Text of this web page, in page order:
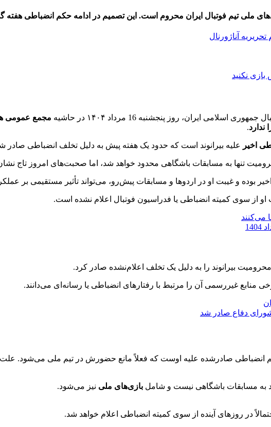
ملی تیم فوتبال ایران محروم است. این تصمیم در ادامه حکم انضباطی
تحریریه آناژورنال
اسلامی ایران، روز پنجشنبه 16 مرداد ۱۴۰۴ در حاشیه مجمع عمومی
ندارد.
اخیر علیه بیرانوند است که حدود یک هفته پیش به دلیل تخلف انضباطی صادر
تنها به مسابقات باشگاهی محدود خواهد شد، اما صحبت‌های امروز تاج
بوده و غیبت او در اردوها و مسابقات پیش‌رو، می‌تواند تأثیر مستقیمی بر
سوی کمیته انضباطی یا فدراسیون فوتبال اعلام نشده است.
می‌کنند
بیرانوند را به دلیل یک تخلف اعلام‌نشده صادر کرد.
منابع غیررسمی آن را مرتبط با رفتارهای انضباطی یا رسانه‌ای می‌دانند.
شورای دفاع صادر شد
انضباطی صادرشده علیه اوست که فعلاً مانع حضورش در تیم ملی می‌شود.
به مسابقات باشگاهی نیست و شامل بازی‌های ملی نیز می‌شود.
در روزهای آینده از سوی کمیته انضباطی اعلام خواهد شد.